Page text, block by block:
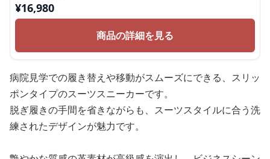
¥16,980
商品の詳細を見る
病院見学での履き替えや移動がスムーズにできる、スリッ
ポンタイプのスーツスニーカーです。
脱ぎ履きの手間を省きながらも、スーツスタイルに合う洗
練されたデザインが魅力です。